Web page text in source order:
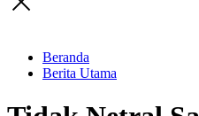
Beranda
Berita Utama